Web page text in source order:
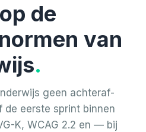
de
van
.
geen achteraf-
de eerste sprint binnen
K, WCAG 2.2 en — bij